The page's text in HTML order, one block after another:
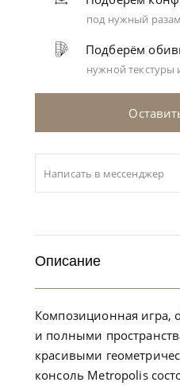
под нужный
Подберём
нужной текстуры
Написать в мессенджер
Описание
Композиционная игра,
и полными
красивыми
консоль Metropolis